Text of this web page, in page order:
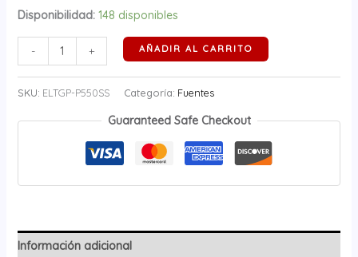
Disponibilidad: 148 disponibles
- + AÑADIR AL CARRITO
SKU: ELTGP-P550SS Categoría: Fuentes
Guaranteed Safe Checkout
Información adicional